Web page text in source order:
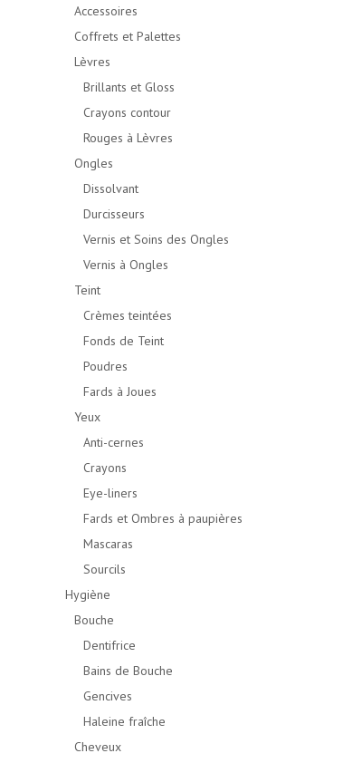
Accessoires
Coffrets et Palettes
Lèvres
Brillants et Gloss
Crayons contour
Rouges à Lèvres
Ongles
Dissolvant
Durcisseurs
Vernis et Soins des Ongles
Vernis à Ongles
Teint
Crèmes teintées
Fonds de Teint
Poudres
Fards à Joues
Yeux
Anti-cernes
Crayons
Eye-liners
Fards et Ombres à paupières
Mascaras
Sourcils
Hygiène
Bouche
Dentifrice
Bains de Bouche
Gencives
Haleine fraîche
Cheveux